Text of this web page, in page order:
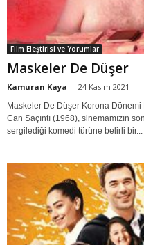
Film Eleştirisi ve Yorumlar
Maskeler De Düşer
Kamuran Kaya - 24 Kasım 2021
Maskeler De Düşer Korona
Can Saçıntı (1968), sinemamızın
sergilediği komedi türüne belirli bir...